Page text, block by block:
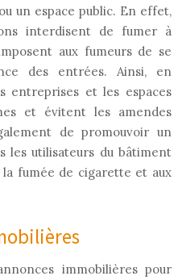
un espace public. En effet,
interdisent de fumer à
aux fumeurs de se
des entrées. Ainsi, en
entreprises et les espaces
et évitent les amendes
de promouvoir un
les utilisateurs du bâtiment
fumée de cigarette et aux
immobilières pour